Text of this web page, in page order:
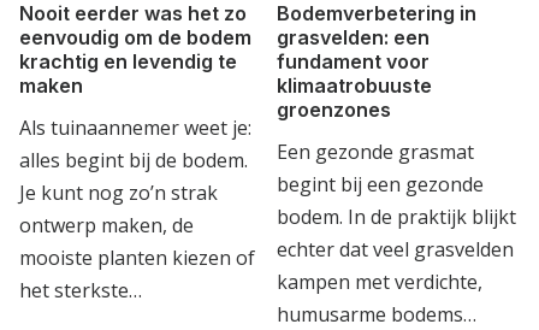
Nooit eerder was het zo
eenvoudig om de bodem
krachtig en levendig te
maken
Als tuinaannemer weet je:
alles begint bij de bodem.
Je kunt nog zo’n strak
ontwerp maken, de
mooiste planten kiezen of
het sterkste…
Bodemverbetering in
grasvelden: een
fundament voor
klimaatrobuuste
groenzones
Een gezonde grasmat
begint bij een gezonde
bodem. In de praktijk blijkt
echter dat veel grasvelden
kampen met verdichte,
humusarme bodems…